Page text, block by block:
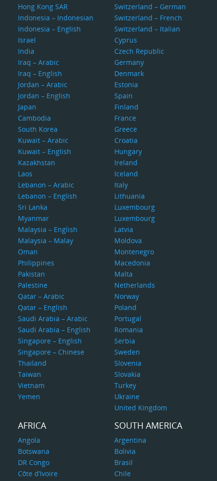
Hong Kong SAR
Indonesia – Indonesian
Indonesia – English
Israel
India
Iraq – Arabic
Iraq – English
Jordan – Arabic
Jordan – English
Japan
Cambodia
South Korea
Kuwait – Arabic
Kuwait – English
Kazakhstan
Laos
Lebanon – Arabic
Lebanon – English
Sri Lanka
Myanmar
Malaysia – English
Malaysia – Malay
Oman
Philippines
Pakistan
Palestine
Qatar – Arabic
Qatar – English
Saudi Arabia – Arabic
Saudi Arabia – English
Singapore – English
Singapore – Chinese
Thailand
Taiwan
Vietnam
Yemen
Switzerland – German
Switzerland – French
Switzerland – Italian
Cyprus
Czech Republic
Germany
Denmark
Estonia
Spain
Finland
France
Greece
Croatia
Hungary
Ireland
Iceland
Italy
Lithuania
Luxembourg
Luxembourg
Latvia
Moldova
Montenegro
Macedonia
Malta
Netherlands
Norway
Poland
Portugal
Romania
Serbia
Sweden
Slovenia
Slovakia
Turkey
Ukraine
United Kingdom
AFRICA
Angola
Botswana
DR Congo
Côte d’Ivoire
SOUTH AMERICA
Argentina
Bolivia
Brasil
Chile